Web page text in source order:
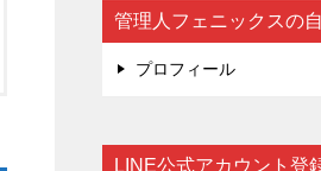
管理人フェニックスの
プロフィール
LINE公式アカウント登